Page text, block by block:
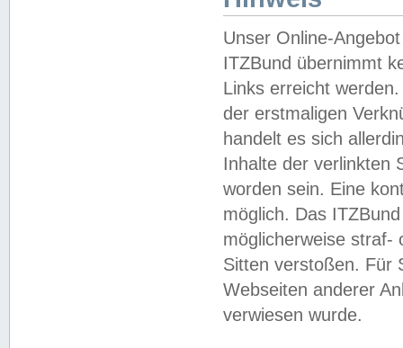
Unser Online-
ITZBund übernimmt
Links erreicht
der erstmaligen
handelt es sich
Inhalte der verlinkten
worden sein. Eine
möglich. Das
möglicherweise straf-
Sitten verstoßen. Für
Webseiten anderer
verwiesen wurde.